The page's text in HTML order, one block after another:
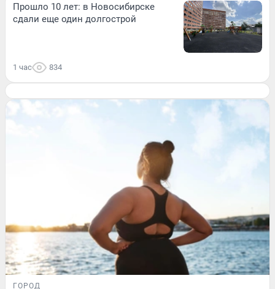
Прошло 10 лет: в Новосибирске
сдали еще один долгострой
1 час 834
ГОРОД